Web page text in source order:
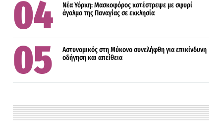
Νέα Υόρκη: Μασκοφόρος κατέστρεψε με σφυρί
άγαλμα της Παναγίας σε εκκλησία
Αστυνομικός στη Μύκονο συνελήφθη για επικίνδυνη
οδήγηση και απείθεια